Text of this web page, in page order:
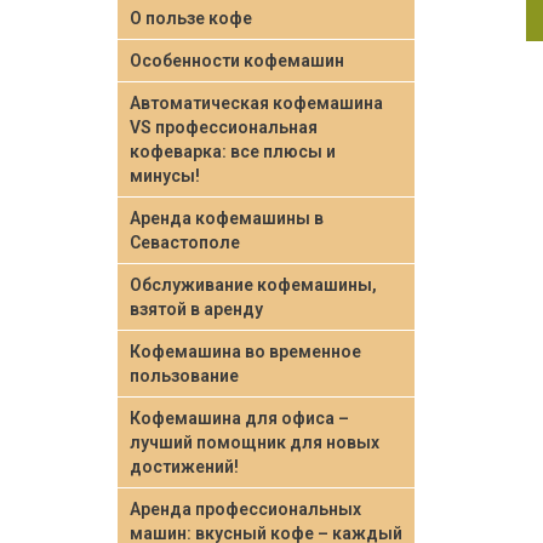
О пользе кофе
Особенности кофемашин
Автоматическая кофемашина
VS профессиональная
кофеварка: все плюсы и
минусы!
Аренда кофемашины в
Севастополе
Обслуживание кофемашины,
взятой в аренду
Кофемашина во временное
пользование
Кофемашина для офиса –
лучший помощник для новых
достижений!
Аренда профессиональных
машин: вкусный кофе – каждый